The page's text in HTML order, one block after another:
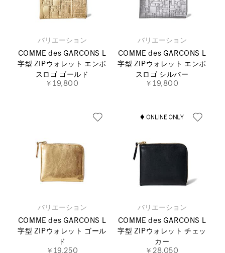
バリエーション
COMME des GARCONS L
字型 ZIPウォレット エンボ
スロゴ ゴールド
￥19,800
バリエーション
COMME des GARCONS L
字型 ZIPウォレット エンボ
スロゴ シルバー
￥19,800
バリエーション
COMME des GARCONS L
字型 ZIPウォレット ゴール
ド
￥19,250
バリエーション
COMME des GARCONS L
字型 ZIPウォレット チェッ
カー
￥28,050